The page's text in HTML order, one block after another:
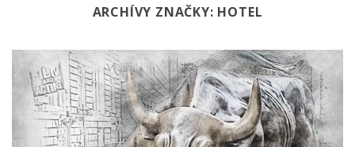
ARCHÍVY ZNAČKY: HOTEL